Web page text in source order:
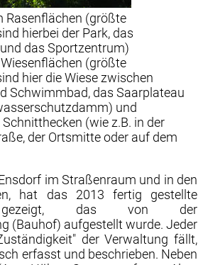
Rasenflächen (größte
hierbei der Park, das
das Sportzentrum)
(größte
hier die Wiese zwischen
Schwimmbad, das Saarplateau
und
(wiez.B. in der
der Ortsmitte oder auf dem
im Straßenraum und in den
hat das 2013 fertig gestellte
gezeigt, das von der
(Bauhof) aufgestellt wurde. Jeder
der Verwaltung fällt,
erfasst und beschrieben. Neben